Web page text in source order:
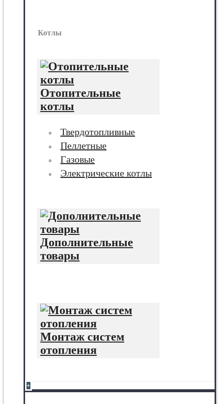
Котлы
Отопительные
котлы
Твердотопливные
Пеллетные
Газовые
Электрические котлы
Дополнительные
товары
Монтаж систем
отопления
+